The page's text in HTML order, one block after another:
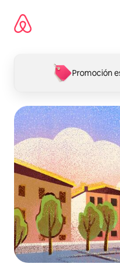
contenido
Promoción